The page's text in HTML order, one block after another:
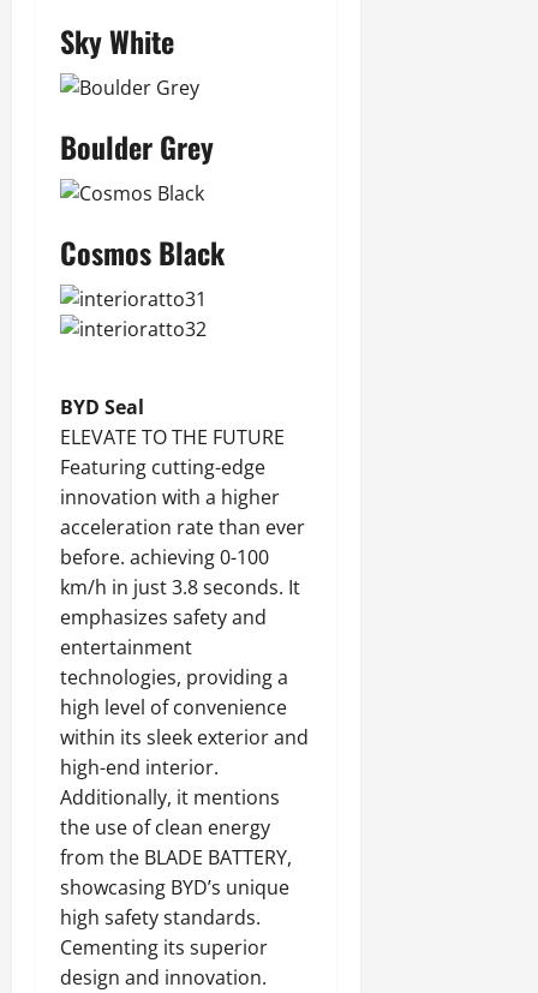
Sky White
Boulder Grey
Cosmos Black
BYD Seal
ELEVATE TO THE FUTURE
Featuring cutting-edge
innovation with a higher
acceleration rate than ever
before. achieving 0-100
km/h in just 3.8 seconds. It
emphasizes safety and
entertainment
technologies, providing a
high level of convenience
within its sleek exterior and
high-end interior.
Additionally, it mentions
the use of clean energy
from the BLADE BATTERY,
showcasing BYD’s unique
high safety standards.
Cementing its superior
design and innovation.